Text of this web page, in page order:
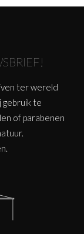
ter wereld
gebruik te
of parabenen